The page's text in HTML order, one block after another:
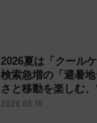
2026夏は「クール
検索急増の「避暑
さと移動を楽しむ
報も
2026.08.10